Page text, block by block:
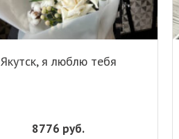
Якутск, я люблю тебя
8776 руб.